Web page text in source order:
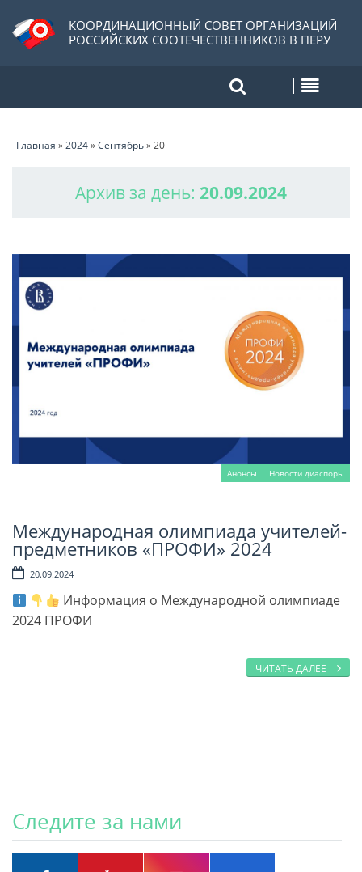
КООРДИНАЦИОННЫЙ СОВЕТ ОРГАНИЗАЦИЙ
РОССИЙСКИХ СООТЕЧЕСТВЕННИКОВ В ПЕРУ
Главная »2024»Сентябрь»20
Архив за день: 20.09.2024
Анонсы Новости диаспоры
Читать далее
Международная олимпиада учителей-
предметников «ПРОФИ» 2024
20.09.2024
Информация о Международной олимпиаде
2024 ПРОФИ
ЧИТАТЬ ДАЛЕЕ
Следите за нами